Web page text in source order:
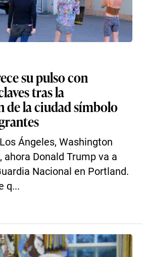
su pulso con
tras la
la ciudad símbolo
Ángeles, Washington
ahora Donald Trump va a
Nacional en Portland.
q...